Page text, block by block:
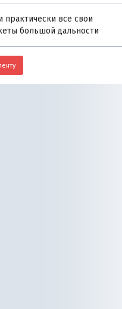
все свои
большой дальности